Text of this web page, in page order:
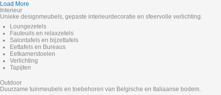
Load More
Interieur
Unieke designmeubels, gepaste interieurdecoratie en sfeervolle verlichting.
Loungezetels
Fauteuils en relaxzetels
Salontafels en bijzettafels
Eettafels en Bureaus
Eetkamerstoelen
Verlichting
Tapijten
Outdoor
Duurzame tuinmeubels en toebehoren van Belgische en Italiaanse bodem.